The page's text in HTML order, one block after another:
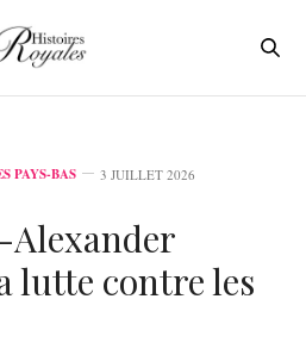
PAYS-BAS 3 JUILLET 2026
lutte contre les